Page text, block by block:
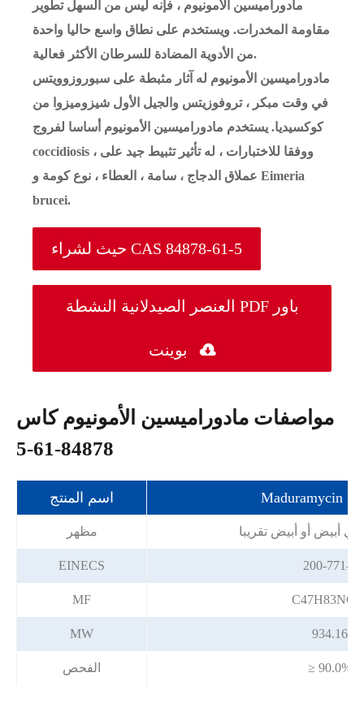
مادوراميسين الأمونيوم ، فإنه ليس من السهل تطوير
مقاومة المخدرات. ويستخدم على نطاق واسع حاليا واحدة
من الأدوية المضادة للسرطان الأكثر فعالية.
مادوراميسين الأمونيوم له آثار مثبطة على سبوروزوويتس
في وقت مبكر ، تروفوزيتس والجيل الأول شيزوميزوا من
كوكسيديا. يستخدم مادوراميسين الأمونيوم أساسا لفروج
coccidiosis ، ووفقا للاختبارات ، له تأثير تثبيط جيد على
عملاق الدجاج ، سامة ، العطاء ، نوع كومة و Eimeria
brucei.
حيث لشراء CAS 84878-61-5
العنصر الصيدلانية النشطة PDF باور
بوينت 
مواصفات مادوراميسين الأمونيوم كاس
84878-61-5
اسم المنتج
مظهر أبيض أو أبيض تقريبا
EINECS 200-771-5
MF
MW 934.16
الفحص ≥ 90.0%